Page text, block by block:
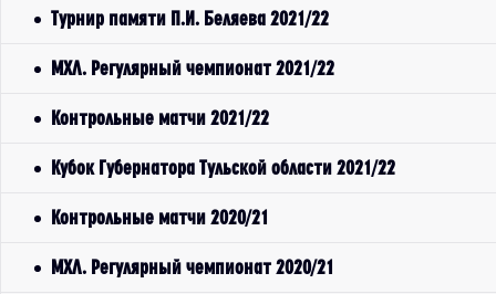
Турнир памяти П.И. Беляева 2021/22
МХЛ. Регулярный чемпионат 2021/22
Контрольные матчи 2021/22
Кубок Губернатора Тульской области 2021/22
Контрольные матчи 2020/21
МХЛ. Регулярный чемпионат 2020/21